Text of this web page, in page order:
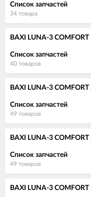
Список запчастей
34 товара
BAXI LUNA-3 COMFORT
Список запчастей
40 товаров
BAXI LUNA-3 COMFORT
Список запчастей
49 товаров
BAXI LUNA-3 COMFORT
Список запчастей
49 товаров
BAXI LUNA-3 COMFORT